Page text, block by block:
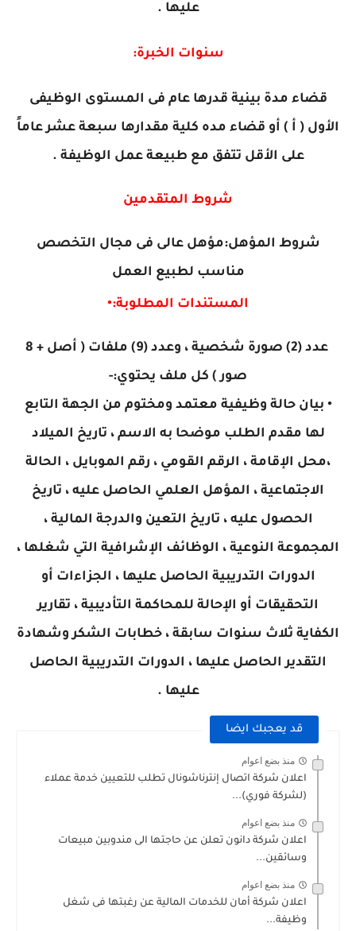
عليها .
سنوات الخبرة:
قضاء مدة بينية قدرها عام فى المستوى الوظيفى
الأول ( أ ) أو قضاء مده كلية مقدارها سبعة عشر عاماً
على الأقل تتفق مع طبيعة عمل الوظيفة .
شروط المتقدمين
شروط المؤهل:مؤهل عالى فى مجال التخصص
مناسب لطبيع العمل
المستندات المطلوبة:•
عدد (2) صورة شخصية ، وعدد (9) ملفات ( أصل + 8
صور ) كل ملف يحتوي:-
• بيان حالة وظيفية معتمد ومختوم من الجهة التابع
لها مقدم الطلب موضحا به الاسم ، تاريخ الميلاد
،محل الإقامة ، الرقم القومي ، رقم الموبايل ، الحالة
الاجتماعية ، المؤهل العلمي الحاصل عليه ، تاريخ
الحصول عليه ، تاريخ التعين والدرجة المالية ،
المجموعة النوعية ، الوظائف الإشرافية التي شغلها ،
الدورات التدريبية الحاصل عليها ، الجزاءات أو
التحقيقات أو الإحالة للمحاكمة التأديبية ، تقارير
الكفاية ثلاث سنوات سابقة ، خطابات الشكر وشهادة
التقدير الحاصل عليها ، الدورات التدريبية الحاصل
عليها .
قد يعجبك ايضا
منذ بضع اعوام
اعلان شركة اتصال إنترناشونال تطلب للتعيين خدمة عملاء
(لشركة فوري)...
منذ بضع اعوام
اعلان شركة دانون تعلن عن حاجتها الى مندوبين مبيعات
وسائقين...
منذ بضع اعوام
اعلان شركة أمان للخدمات المالية عن رغبتها فى شغل
وظيفة...